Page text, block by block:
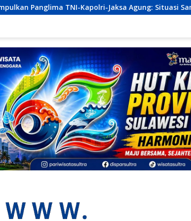
Jaksa Agung: Situasi Sangat Terndali